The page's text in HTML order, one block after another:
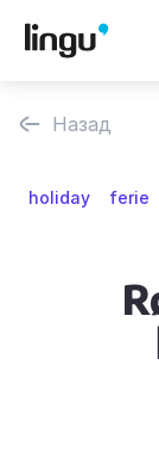
Назад
holiday ferie